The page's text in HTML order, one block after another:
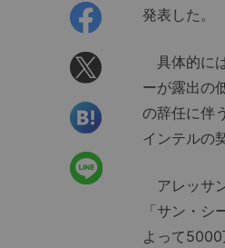
発表した。
具体的に
ーが露出の
の辞任に伴
インテルの
アレッサ
「サン・
よって5000